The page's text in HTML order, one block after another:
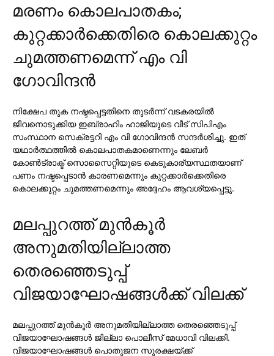
മരണം കൊലപാതകം;
കുറ്റക്കാര്‍ക്കെതിരെ കൊലക്കുറ്റം
ചുമത്തണമെന്ന് എം വി
ഗോവിന്ദന്‍
നിക്ഷേപ തുക നഷ്ടപ്പെട്ടതിനെ തുടര്‍ന്ന് വടകരയില്‍
ജീവനൊടുക്കിയ ഇബ്രാഹിം ഹാജിയുടെ വീട് സിപിഎം
സംസ്ഥാന സെക്രട്ടറി എം വി ഗോവിന്ദന്‍ സന്ദര്‍ശിച്ചു. ഇത്
യഥാര്‍ത്ഥത്തില്‍ കൊലപാതകമാണെന്നും ലേബര്‍
കോണ്‍ട്രാക്ട് സൊസൈറ്റിയുടെ കെടുകാര്യസ്ഥതയാണ്
പണം നഷ്ടപ്പെടാന്‍ കാരണമെന്നും കുറ്റക്കാര്‍ക്കെതിരെ
കൊലക്കുറ്റം ചുമത്തണമെന്നും അദ്ദേഹം ആവശ്യപ്പെട്ടു.
മലപ്പുറത്ത് മുന്‍കൂര്‍
അനുമതിയില്ലാത്ത
തെരഞ്ഞെടുപ്പ്
വിജയാഘോഷങ്ങള്‍ക്ക് വിലക്ക്
മലപ്പുറത്ത് മുന്‍കൂര്‍ അനുമതിയില്ലാത്ത തെരഞ്ഞെടുപ്പ്
വിജയാഘോഷങ്ങള്‍ ജില്ലാ പൊലീസ് മേധാവി വിലക്കി.
വിജയാഘോഷങ്ങള്‍ പൊതുജന സുരക്ഷയ്ക്ക്